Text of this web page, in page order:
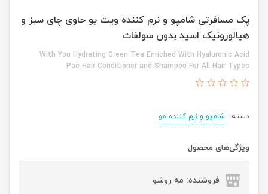
پک مسافرتی شامپو و نرم کننده ویت یو حاوی چای سبز و
هیالورونیک اسید بدون سولفات
With You Hydrating Green Tea Enriched With Hyaluronic Acid
Pac Hair Conditioner and Shampoo For All Hair Types
دسته : شامپو و نرم کننده مو
ویژگی‌های محصول
فروشنده: مه رو‌شو